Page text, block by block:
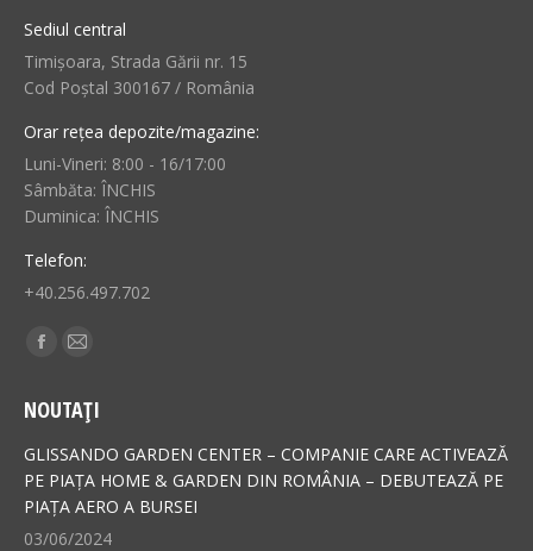
Sediul central
Timișoara, Strada Gării nr. 15
Cod Poștal 300167 / România
Orar rețea depozite/magazine:
Luni-Vineri: 8:00 - 16/17:00
Sâmbăta: ÎNCHIS
Duminica: ÎNCHIS
Telefon:
+40.256.497.702
Find us on:
Facebook
opens
in
new
window
Mail
opens
in
new
window
NOUTAȚI
GLISSANDO GARDEN CENTER – COMPANIE CARE ACTIVEAZĂ
PE PIAȚA HOME & GARDEN DIN ROMÂNIA – DEBUTEAZĂ PE
PIAȚA AERO A BURSEI
03/06/2024